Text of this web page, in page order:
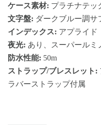
ケース素材: プラチナテ
文字盤: ダークブルー調サ
インデックス: アプライド
夜光: あり、スーパールミ
防水性能: 50m
ストラップ/ブレスレット:
ラバーストラップ付属